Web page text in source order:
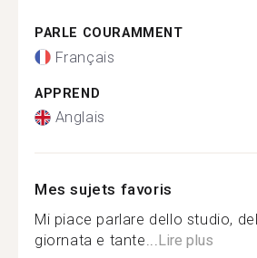
PARLE COURAMMENT
Français
APPREND
Anglais
Mes sujets favoris
Mi piace parlare dello studio,
giornata e tante...Lire plus